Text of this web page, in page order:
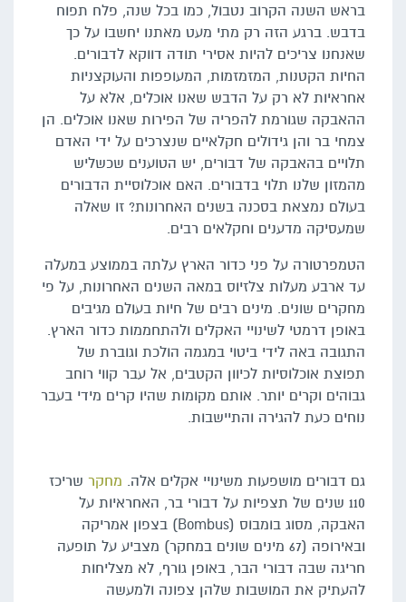
בראש השנה הקרוב נטבול, כמו בכל שנה, פלח תפוח
בדבש. ברגע הזה רק מתי מעט מאתנו יחשבו על כך
שאנחנו צריכים להיות אסירי תודה דווקא לדבורים.
החיות הקטנות, המזמזמות, המעופפות והעוקצניות
אחראיות לא רק על הדבש שאנו אוכלים, אלא על
ההאבקה שגורמת להפריה של הפירות שאנו אוכלים. הן
צמחי בר והן גידולים חקלאיים שנצרכים על ידי האדם
תלויים בהאבקה של דבורים, יש הטוענים שכשליש
מהמזון שלנו תלוי בדבורים. האם אוכלוסיית הדבורים
בעולם נמצאת בסכנה בשנים האחרונות? זו שאלה
שמעסיקה מדענים וחקלאים רבים.
הטמפרטורה על פני כדור הארץ עלתה בממוצע במעלה
עד ארבע מעלות צלזיוס במאה השנים האחרונות, על פי
מחקרים שונים. מינים רבים של חיות בעולם מגיבים
באופן דרמטי לשינויי האקלים ולהתחממות כדור הארץ.
התגובה באה לידי ביטוי במגמה הולכת וגוברת של
תפוצת אוכלוסיות לכיוון הקטבים, אל עבר קווי רוחב
גבוהים וקרים יותר. אותם מקומות שהיו קרים מידי בעבר
נוחים כעת להגירה והתיישבות.
גם דבורים מושפעות משינויי אקלים אלה. מחקר שריכז
110 שנים של תצפיות על דבורי בר, האחראיות על
האבקה, מסוג בומבוס (Bombus) בצפון אמריקה
ובאירופה (67 מינים שונים במחקר) מצביע על תופעה
חריגה שבה דבורי הבר, באופן גורף, לא מצליחות
להעתיק את המושבות שלהן צפונה ולמעשה